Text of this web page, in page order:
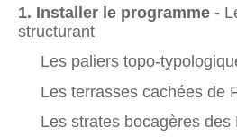
1. Installer le programme -
structurant
Les paliers topo-
Les terrasses cachées de
Les strates bocagères des